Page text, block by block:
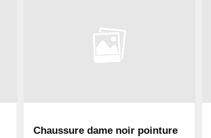
Chaussure dame noir pointure